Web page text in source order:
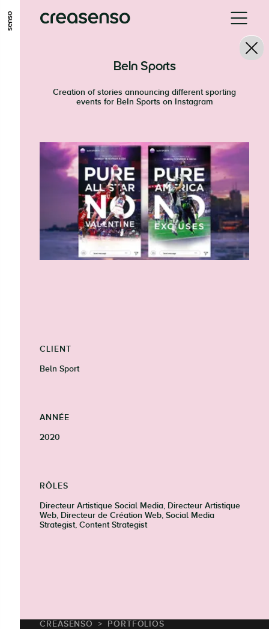
ALLER AU CONTENU PRINCIPAL
ALLER EN BAS DE PAGEBeIn Sports
Creation of stories announcing different sporting
events for BeIn Sports on Instagram
CLIENT
Beln Sport
ANNÉE
2020
RÔLES
Directeur Artistique Social Media, Directeur Artistique
Web, Directeur de Création Web, Social Media
Strategist, Content Strategist
CREASENSO PORTFOLIOS